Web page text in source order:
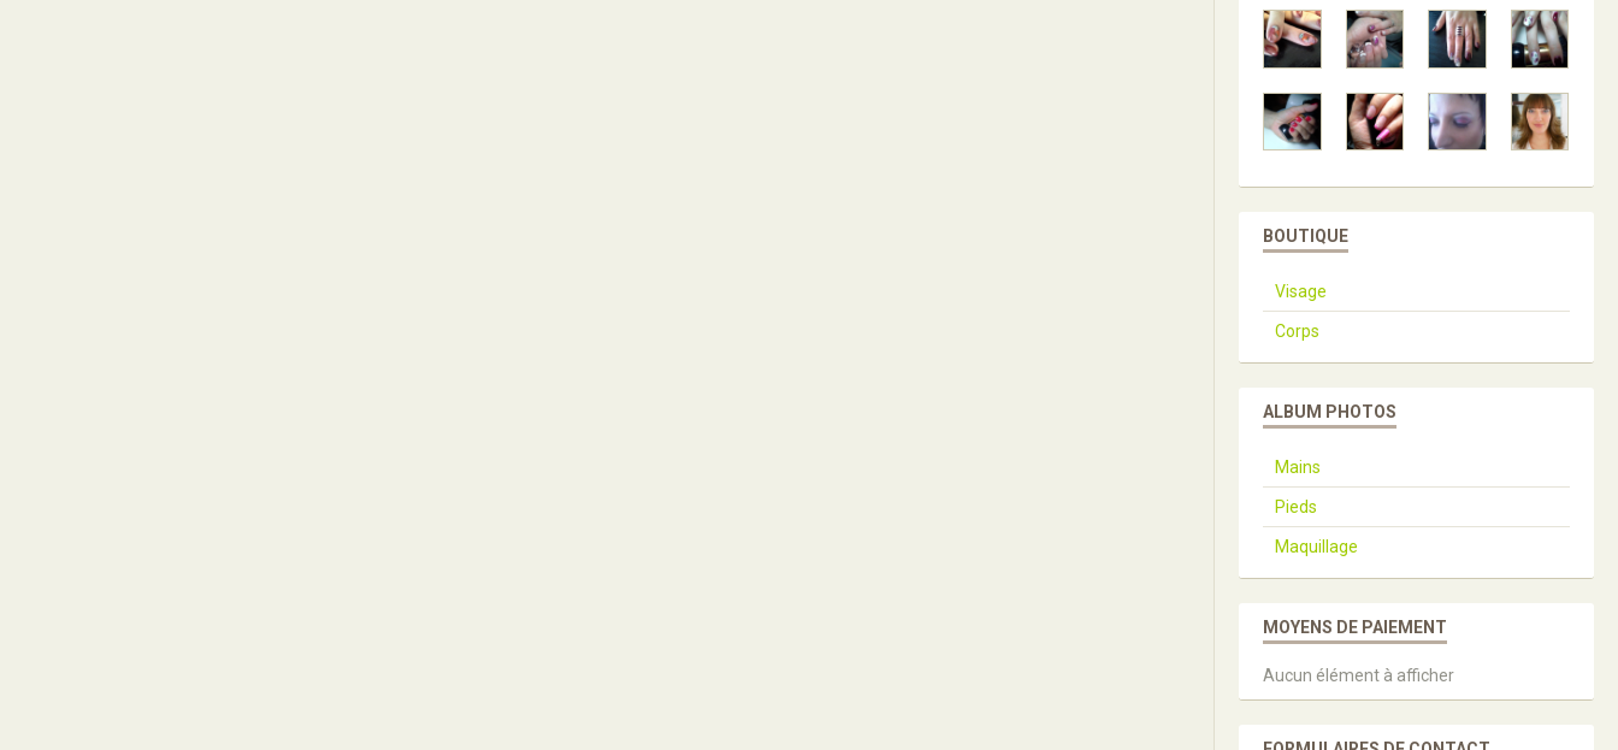
BOUTIQUE
Visage
Corps
ALBUM PHOTOS
Mains
Pieds
Maquillage
MOYENS DE PAIEMENT
Aucun élément à afficher